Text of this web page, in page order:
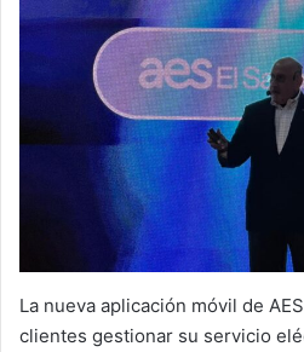
La nueva aplicación móvil de
clientes gestionar su servicio